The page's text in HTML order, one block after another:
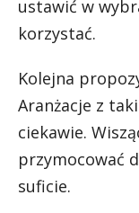
ustawić w
korzystać.
Kolejna
Aranżacje z
ciekawie.
przymocować
suficie.